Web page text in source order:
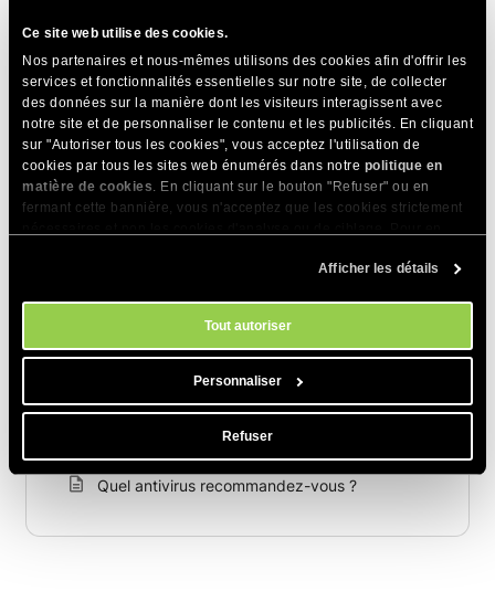
Ce site web utilise des cookies.
Nos partenaires et nous-mêmes utilisons des cookies afin d'offrir les
services et fonctionnalités essentielles sur notre site, de collecter
des données sur la manière dont les visiteurs interagissent avec
notre site et de personnaliser le contenu et les publicités. En cliquant
sur "Autoriser tous les cookies", vous acceptez l'utilisation de
cookies par tous les sites web énumérés dans notre politique en
matière de cookies. En cliquant sur le bouton "Refuser" ou en
fermant cette bannière, vous n'acceptez que les cookies strictement
. Vous pouvez gérer vos préférences
Afficher les détails
Tout autoriser
Personnaliser
Refuser
Articles Connexes
HTTP vs HTTPS : quelles différences ?
Qu’est-ce qu’un VPN et comment fonctionne-
Je vois une page CAPTCHA sur mon site Web
Comment nettoyer mes fichiers du code
malveillant ?
Comment SiteGround protège mon site web ?
Quel antivirus recommandez-vous ?